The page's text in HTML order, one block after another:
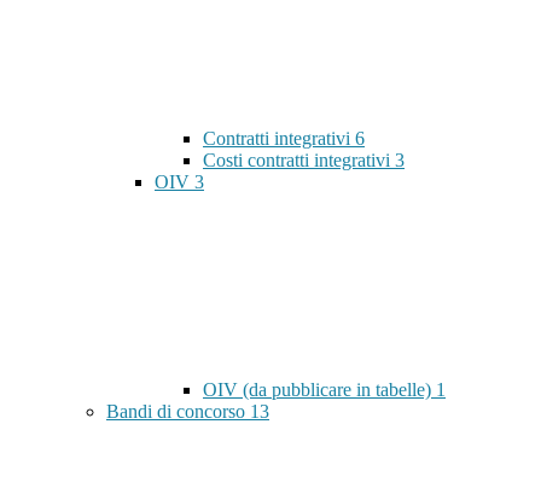
Contratti integrativi 6
Costi contratti integrativi 3
OIV 3
OIV (da pubblicare in tabelle) 1
Bandi di concorso 13